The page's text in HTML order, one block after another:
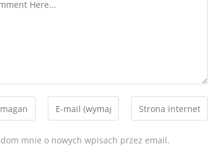
mnie o nowych wpisach przez email.